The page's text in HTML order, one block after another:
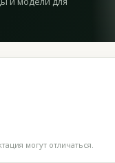
могут отличаться.